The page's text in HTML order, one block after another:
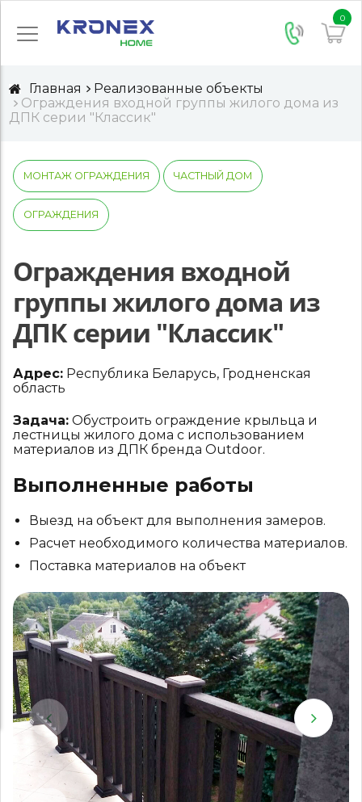
0
Главная
Реализованные объекты
Ограждения входной группы жилого дома из
ДПК серии "Классик"
МОНТАЖ ОГРАЖДЕНИЯ ЧАСТНЫЙ ДОМ
ОГРАЖДЕНИЯ
Ограждения входной
группы жилого дома из
ДПК серии "Классик"
Адрес: Республика Беларусь, Гродненская
область
Задача: Обустроить ограждение крыльца и
лестницы жилого дома с использованием
материалов из ДПК бренда Outdoor.
Выполненные работы
Выезд на объект для выполнения замеров.
Расчет необходимого количества материалов.
Поставка материалов на объект